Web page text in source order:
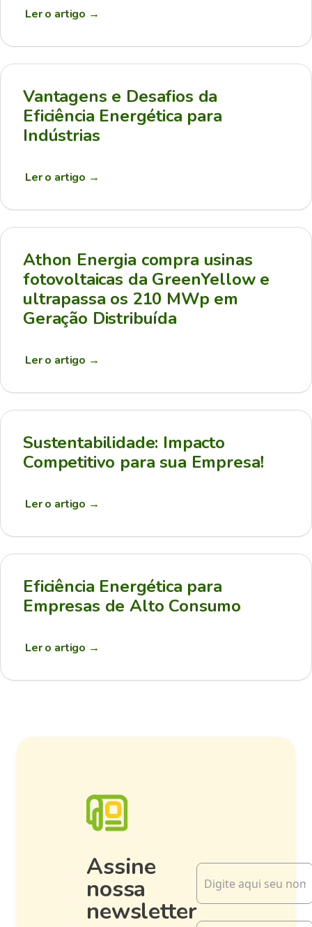
Ler o artigo →
Vantagens e Desafios da
Eficiência Energética para
Indústrias
Ler o artigo →
Athon Energia compra usinas
fotovoltaicas da GreenYellow e
ultrapassa os 210 MWp em
Geração Distribuída
Ler o artigo →
Sustentabilidade: Impacto
Competitivo para sua Empresa!
Ler o artigo →
Eficiência Energética para
Empresas de Alto Consumo
Ler o artigo →
Assine
nossa
newsletter